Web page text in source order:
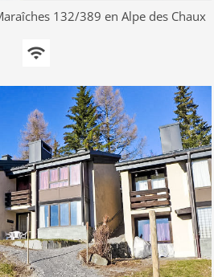
132/389 en Alpe des Chaux